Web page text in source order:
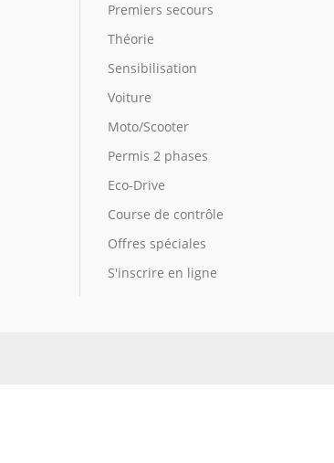
Premiers secours
Théorie
Sensibilisation
Voiture
Moto/Scooter
Permis 2 phases
Eco-Drive
Course de contrôle
Offres spéciales
S'inscrire en ligne